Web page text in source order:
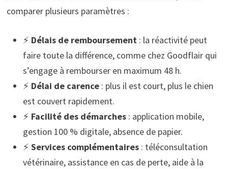
comparer plusieurs paramètres :
⚡ Délais de remboursement: la réactivité peut
faire toute la différence, comme chez Goodflair qui
s’engage à rembourser en maximum 48 h.
⚡ Délai de carence: plus il est court, plus le chien
est couvert rapidement.
⚡ Facilité des démarches: application mobile,
gestion 100 % digitale, absence de papier.
⚡ Services complémentaires: téléconsultation
vétérinaire, assistance en cas de perte, aide à la